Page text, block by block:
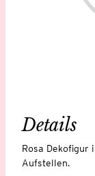
Details
Rosa Dekofigur
Aufstellen.